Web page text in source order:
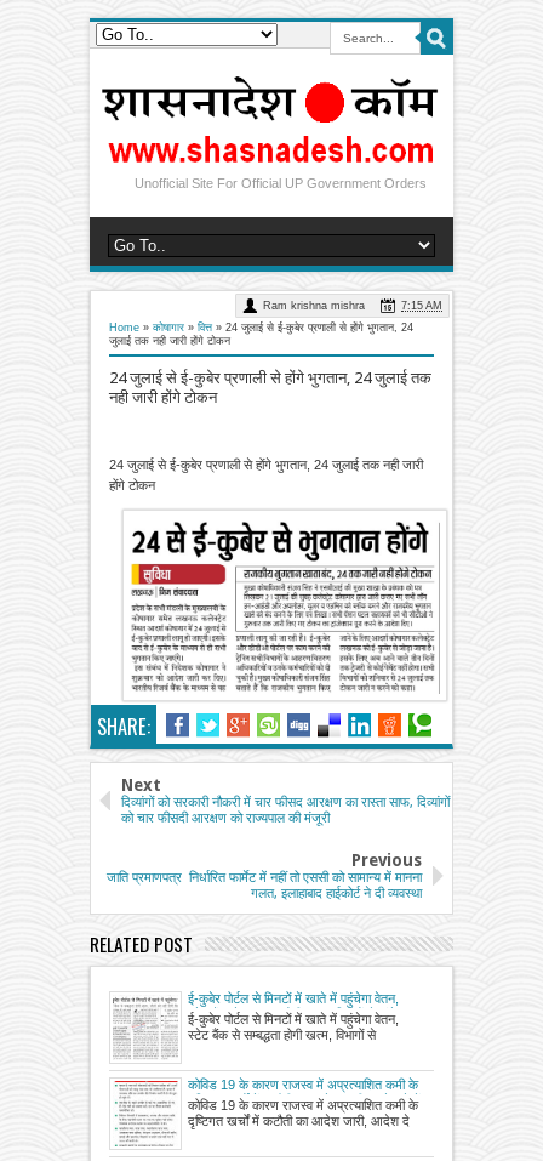
Unofficial Site For Official UP Government Orders
Home » कोषागार » वित्त » 24 जुलाई से ई-कुबेर प्रणाली से होंगे भुगतान, 24
जुलाई तक नही जारी होंगे टोकन
24 जुलाई से ई-कुबेर प्रणाली से होंगे भुगतान, 24 जुलाई तक
नही जारी होंगे टोकन
Ram krishna mishra 7:15 AM
24 जुलाई से ई-कुबेर प्रणाली से होंगे भुगतान, 24 जुलाई तक नही जारी
होंगे टोकन
SHARE:
Next
दिव्यांगों को सरकारी नौकरी में चार फीसद आरक्षण का रास्ता साफ, दिव्यांगों
को चार फीसदी आरक्षण को राज्यपाल की मंजूरी
Previous
जाति प्रमाणपत्र निर्धारित फार्मेट में नहीं तो एससी को सामान्य में मानना
गलत, इलाहाबाद हाईकोर्ट ने दी व्यवस्था
RELATED POST
ई-कुबेर पोर्टल से मिनटों में खाते में पहुंचेगा वेतन,
स्टेट बैंक से सम्बद्धता होगी खत्म, विभागों से मांगे गए
बिल व अन्य डॉक्यूमेंट्स
ई-कुबेर पोर्टल से मिनटों में खाते में पहुंचेगा वेतन,
स्टेट बैंक से सम्बद्धता होगी खत्म, विभागों से
कोविड 19 के कारण राजस्व में अप्रत्याशित कमी के
दृष्टिगत खर्चों में कटौती का आदेश जारी, आदेश देखें
कोविड 19 के कारण राजस्व में अप्रत्याशित कमी के
दृष्टिगत खर्चों में कटौती का आदेश जारी, आदेश दे